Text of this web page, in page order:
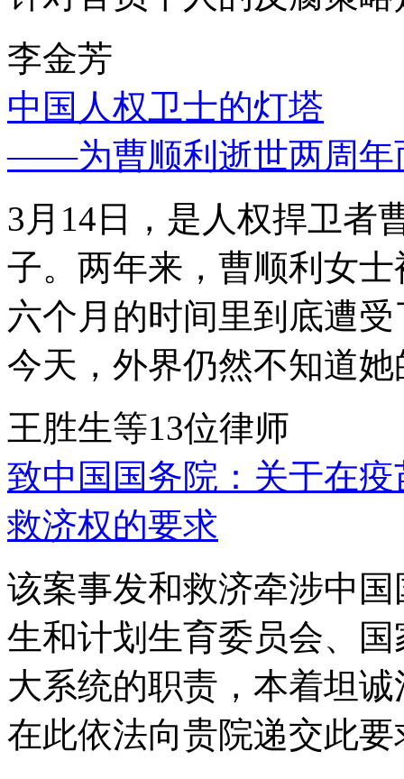
李金芳
中国人权卫士的灯塔
——为曹顺利逝世两周年
3月14日，是人权捍卫者
子。两年来，曹顺利女
六个月的时间里到底遭
今天，外界仍然不知道
王胜生等13位律师
致中国国务院：关于在
救济权的要求
该案事发和救济牵涉中
生和计划生育委员会、
大系统的职责，本着坦
在此依法向贵院递交此要